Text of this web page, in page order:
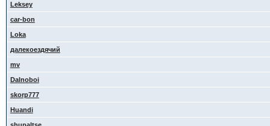
Leksey
car-bon
Loka
далекоездячий
mv
Dalnoboi
skorp777
Huandi